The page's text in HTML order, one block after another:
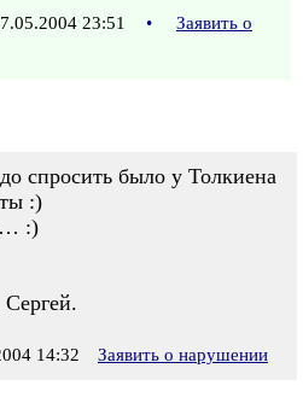
23:51 •
Заявить о
спросить было у Толкиена
:)
:)
14:32 Заявить о нарушении